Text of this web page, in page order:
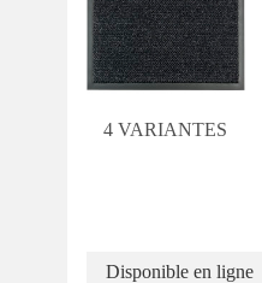
4 VARIANTES
Disponible en ligne